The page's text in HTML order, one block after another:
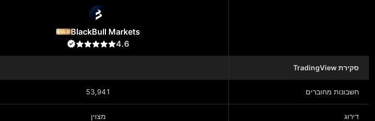
BlackBull Markets
GOLD
4.6
סקירת TradingView
חשבונות מחוברים 53,941
דירוג מצוין